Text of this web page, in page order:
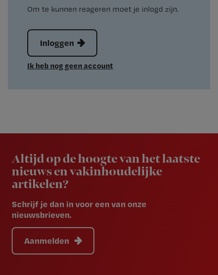
Om te kunnen reageren moet je inlogd zijn.
Inloggen
Ik heb nog geen account
Altijd op de hoogte van het laatste
nieuws en vakinhoudelijke
artikelen?
Schrijf je dan in voor een van onze
nieuwsbrieven.
Aanmelden